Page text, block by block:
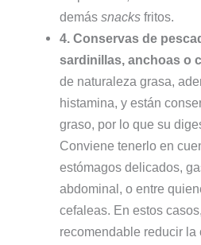
demás snacksfritos.
4. Conservas de
sardinillas, anchoas o
de naturaleza grasa,
histamina, y están
graso, por lo que su
Conviene tenerlo en
estómagos delicados,
abdominal, o entre
cefaleas. En estos
recomendable reducir